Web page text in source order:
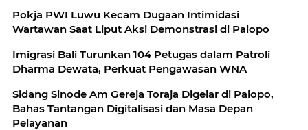
Pokja PWI Luwu Kecam Dugaan Intimidasi
Wartawan Saat Liput Aksi Demonstrasi di Palopo
Imigrasi Bali Turunkan 104 Petugas dalam Patroli
Dharma Dewata, Perkuat Pengawasan WNA
Sidang Sinode Am Gereja Toraja Digelar di Palopo,
Bahas Tantangan Digitalisasi dan Masa Depan
Pelayanan